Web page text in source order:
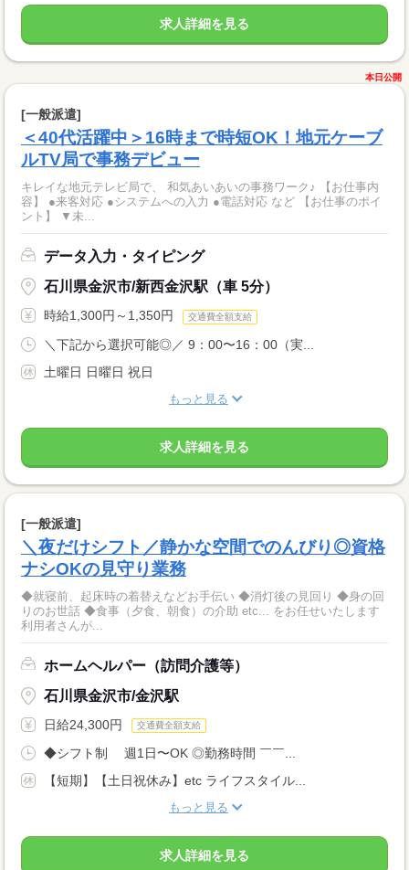
求人詳細を見る
本日公開
[一般派遣]
＜40代活躍中＞16時まで時短OK！地元ケーブ
ルTV局で事務デビュー
キレイな地元テレビ局で、 和気あいあいの事務ワーク♪ 【お仕事内
容】 ●来客対応 ●システムへの入力 ●電話対応 など 【お仕事のポイ
ント】 ▼未...
データ入力・タイピング
石川県金沢市/新西金沢駅（車 5分）
時給1,300円～1,350円 交通費全額支給
＼下記から選択可能◎／ 9：00〜16：00（実...
土曜日 日曜日 祝日
もっと見る
求人詳細を見る
[一般派遣]
＼夜だけシフト／静かな空間でのんびり◎資格
ナシOKの見守り業務
◆就寝前、起床時の着替えなどお手伝い ◆消灯後の見回り ◆身の回
りのお世話 ◆食事（夕食、朝食）の介助 etc... をお任せいたします
利用者さんが...
ホームヘルパー（訪問介護等）
石川県金沢市/金沢駅
日給24,300円 交通費全額支給
◆シフト制 週1日〜OK ◎勤務時間 ￣￣...
【短期】【土日祝休み】etc ライフスタイル...
もっと見る
求人詳細を見る